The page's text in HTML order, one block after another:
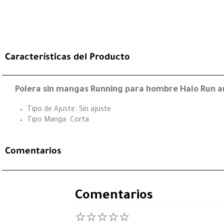
Características del Producto
Polera sin mangas Running para hombre Halo Run
Tipo de Ajuste: Sin ajuste
Tipo Manga: Corta
Comentarios
Comentarios
☆☆☆☆☆